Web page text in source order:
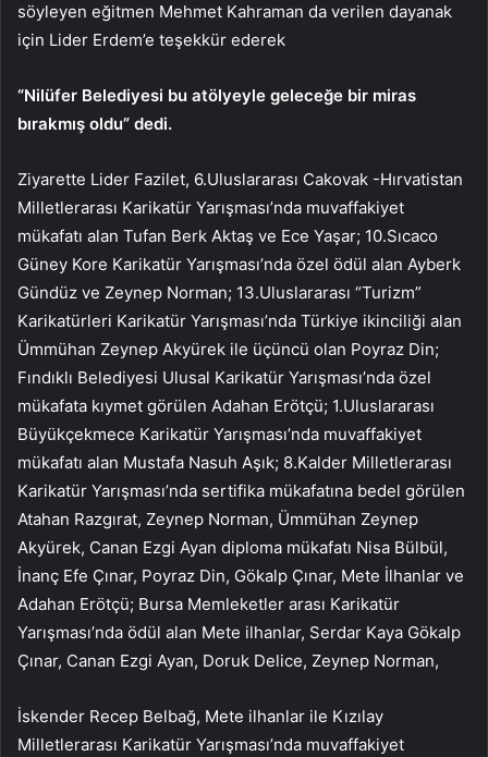
söyleyen eğitmen Mehmet Kahraman da verilen dayanak
için Lider Erdem’e teşekkür ederek
“Nilüfer Belediyesi bu atölyeyle geleceğe bir miras
bırakmış oldu” dedi.
Ziyarette Lider Fazilet, 6.Uluslararası Cakovak -Hırvatistan
Milletlerarası Karikatür Yarışması’nda muvaffakiyet
mükafatı alan Tufan Berk Aktaş ve Ece Yaşar; 10.Sıcaco
Güney Kore Karikatür Yarışması’nda özel ödül alan Ayberk
Gündüz ve Zeynep Norman; 13.Uluslararası “Turizm”
Karikatürleri Karikatür Yarışması’nda Türkiye ikinciliği alan
Ümmühan Zeynep Akyürek ile üçüncü olan Poyraz Din;
Fındıklı Belediyesi Ulusal Karikatür Yarışması’nda özel
mükafata kıymet görülen Adahan Erötçü; 1.Uluslararası
Büyükçekmece Karikatür Yarışması’nda muvaffakiyet
mükafatı alan Mustafa Nasuh Aşık; 8.Kalder Milletlerarası
Karikatür Yarışması’nda sertifika mükafatına bedel görülen
Atahan Razgırat, Zeynep Norman, Ümmühan Zeynep
Akyürek, Canan Ezgi Ayan diploma mükafatı Nisa Bülbül,
İnanç Efe Çınar, Poyraz Din, Gökalp Çınar, Mete İlhanlar ve
Adahan Erötçü; Bursa Memleketler arası Karikatür
Yarışması’nda ödül alan Mete ilhanlar, Serdar Kaya Gökalp
Çınar, Canan Ezgi Ayan, Doruk Delice, Zeynep Norman,
İskender Recep Belbağ, Mete ilhanlar ile Kızılay
Milletlerarası Karikatür Yarışması’nda muvaffakiyet